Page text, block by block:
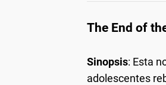
The End of
Sinopsis: Esta
adolescentes